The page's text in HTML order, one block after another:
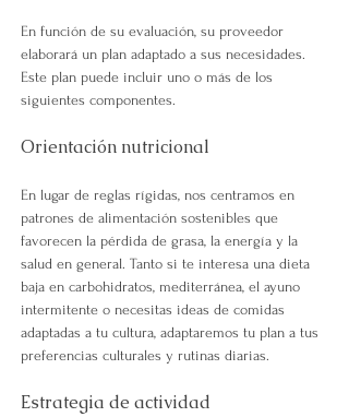
En función de su evaluación, su proveedor
elaborará un plan adaptado a sus necesidades.
Este plan puede incluir uno o más de los
siguientes componentes.
Orientación nutricional
En lugar de reglas rígidas, nos centramos en
patrones de alimentación sostenibles que
favorecen la pérdida de grasa, la energía y la
salud en general. Tanto si te interesa una dieta
baja en carbohidratos, mediterránea, el ayuno
intermitente o necesitas ideas de comidas
adaptadas a tu cultura, adaptaremos tu plan a tus
preferencias culturales y rutinas diarias.
Estrategia de actividad